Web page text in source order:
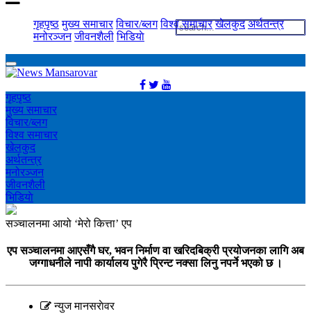
गृहपृष्ठ मुख्य समाचार विचार/ब्लग विश्व समाचार खेलकुद अर्थतन्त्र
मनोरञ्‍जन जीवनशैली भिडियाे
गृहपृष्ठ
मुख्य समाचार
विचार/ब्लग
विश्व समाचार
खेलकुद
अर्थतन्त्र
मनोरञ्‍जन
जीवनशैली
भिडियाे
सञ्‍चालनमा आयो ‘मेरो कित्ता’ एप
एप सञ्‍चालनमा आएसँगै घर, भवन निर्माण वा खरिदबिक्री प्रयोजनका लागि अब
जग्गाधनीले नापी कार्यालय पुगेरै प्रिन्ट नक्सा लिनु नपर्ने भएको छ ।
न्युज मानसराेवर